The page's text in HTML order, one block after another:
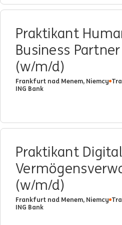
Praktikant
Business
(w/m/d)
Frankfurt nad Menem, Niemcy
ING Bank
Praktikant
(w/m/d)
Frankfurt nad Menem, Niemcy
ING Bank